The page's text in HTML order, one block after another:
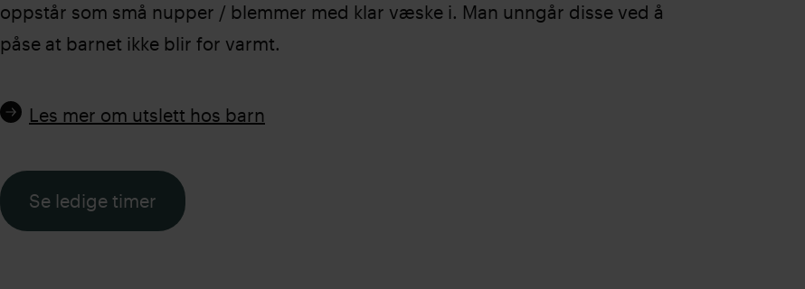
oppstår som små nupper / blemmer med klar væske i. Man unngår disse ved å
påse at barnet ikke blir for varmt.
Les mer om utslett hos barn
Se ledige timer